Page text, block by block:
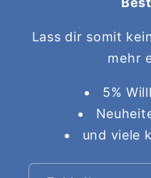
Lass dir somit
mehr
5%
und viele